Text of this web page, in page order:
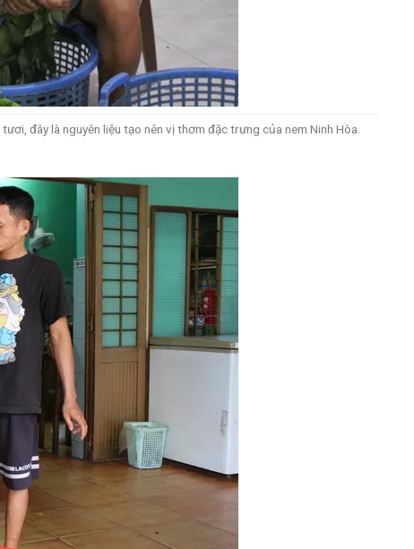
đây là nguyên liệu tạo nên vị thơm đặc trưng của nem Ninh Hòa.